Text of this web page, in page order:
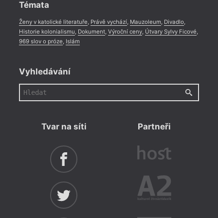
Témata
Ženy v katolické literatuře, Právě vychází, Mauzoleum, Divadlo,
Historie kolonialismu, Dokument, Výroční ceny, Útvary Sylvy Ficové,
969 slov o próze, Islám
Vyhledávání
Tvar na síti Partneři